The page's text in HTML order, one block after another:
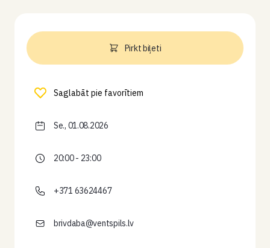
Pirkt biļeti
Saglabāt pie favorītiem
Se., 01.08.2026
20:00 - 23:00
+371 63624467
brivdaba@ventspils.lv